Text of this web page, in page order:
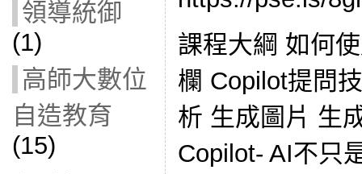
領導統御
(1)
高師大數位
自造教育
(15)
課程大綱 如何
欄 Copilot提問
析 生成圖片 生
Copilot- AI不只